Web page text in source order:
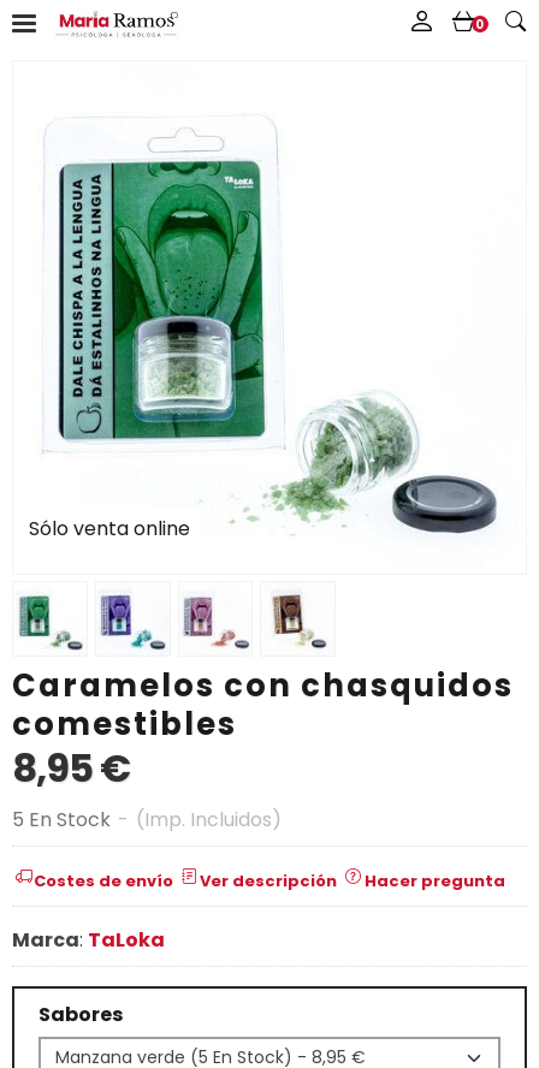
0
Sólo venta online
Caramelos con chasquidos
comestibles
8,95 €
5 En Stock - (Imp. Incluidos)
Costes de envío Ver descripción Hacer pregunta
Marca: TaLoka
Sabores